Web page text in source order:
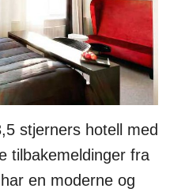
stjerners hotell med
tilbakemeldinger fra
en moderne og